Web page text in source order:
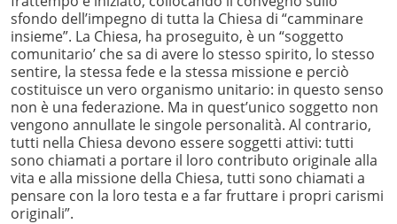
sfondo dell’impegno di tutta la Chiesa di “camminare
insieme”. La Chiesa, ha proseguito, è un “soggetto
comunitario’ che sa di avere lo stesso spirito, lo stesso
sentire, la stessa fede e la stessa missione e perciò
costituisce un vero organismo unitario: in questo senso
non è una federazione. Ma in quest’unico soggetto non
vengono annullate le singole personalità. Al contrario,
tutti nella Chiesa devono essere soggetti attivi: tutti
sono chiamati a portare il loro contributo originale alla
vita e alla missione della Chiesa, tutti sono chiamati a
pensare con la loro testa e a far fruttare i propri carismi
originali”.